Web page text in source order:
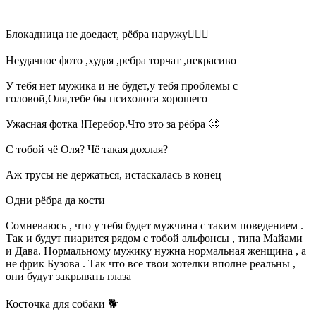
Блокадница не доедает, рёбра наружу🤦🏻‍♂️
Неудачное фото ,худая ,ребра торчат ,некрасиво
У тебя нет мужика и не будет,у тебя проблемы с
головой,Оля,тебе бы психолога хорошего
Ужасная фотка !Перебор.Что это за рёбра 🥴
С тобой чё Оля? Чё такая дохлая?
Аж трусы не держаться, истаскалась в конец
Одни рёбра да кости
Сомневаюсь , что у тебя будет мужчина с таким поведением .
Так и будут пиарится рядом с тобой альфонсы , типа Майами
и Дава. Нормальному мужику нужна нормальная женщина , а
не фрик Бузова . Так что все твои хотелки вполне реальны ,
они будут закрывать глаза
Косточка для собаки 🐕